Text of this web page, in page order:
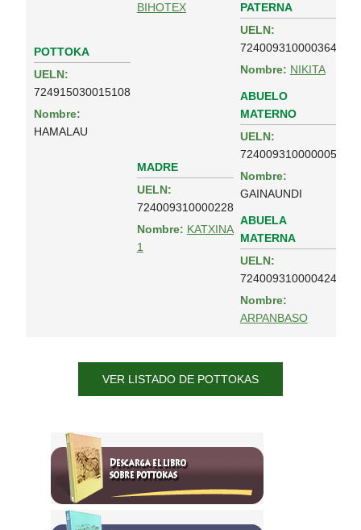
POTTOKA
UELN:
724915030015108
Nombre:
HAMALAU
BIHOTEX
PATERNA
UELN:
724009310000364
Nombre: NIKITA
MADRE
UELN:
724009310000228
Nombre: KATXINA
1
ABUELO
MATERNO
UELN:
724009310000005
Nombre:
GAINAUNDI
ABUELA
MATERNA
UELN:
724009310000424
Nombre:
ARPANBASO
VER LISTADO DE POTTOKAS